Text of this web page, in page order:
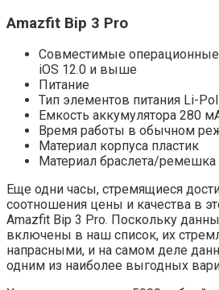
Amazfit Bip 3 Pro
Совместимые операционные
iOS 12.0 и выше
Питание
Тип элементов питания Li-Pol
Емкость аккумулятора 280
Время работы в обычном
Материал корпуса пластик
Материал браслета/ремешка
Еще одни часы, стремящиеся
соотношения цены и качества в
Amazfit Bip 3 Pro. Поскольку
включены в наш список, их
напрасными, и на самом деле
одним из наиболее выгодных